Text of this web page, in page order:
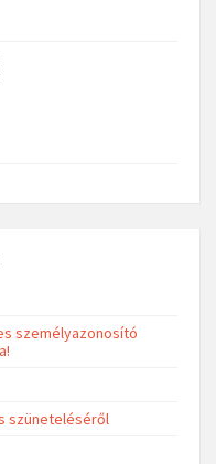
személyazonosító
szüneteléséről